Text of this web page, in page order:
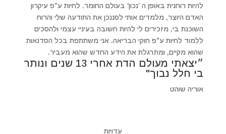
להיות רוחנית באופן ה ’נכון' בעולם החומר. לחיות ע"פ עיקרון
האדם היוצר, מלמדים אותי לסננכן את התודעה שלי והרוח
השוכנת בי, מזכירים לי להיות חשובה בעיניי עצמי ולהסכים
ללמוד לחיות ע"פ חוקי הבריאה. אני משתתפת בכל הסדנאות
שהוא מקיים, ומתרגלת את הידע החדש שהוא מעביר.
״יצאתי מעולם הדת אחרי 13 שנים ונותר
בי חלל נבוך"
אוריה שוהט
עדויות